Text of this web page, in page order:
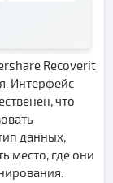
Recoverit
Интерфейс
что
данных,
место, где они